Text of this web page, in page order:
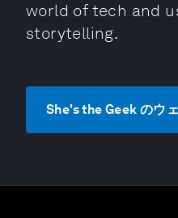
world of tech and
storytelling.
She's the Geek のウ